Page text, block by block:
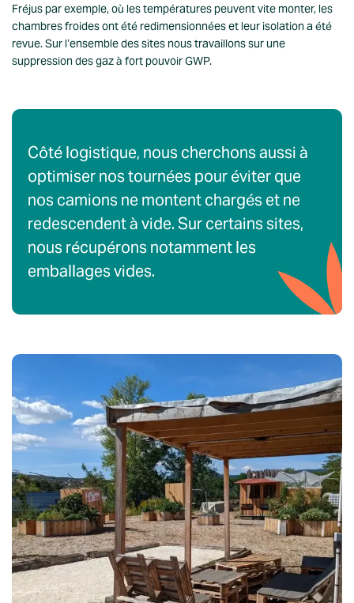
Fréjus par exemple, où les températures peuvent vite monter, les
chambres froides ont été redimensionnées et leur isolation a été
revue. Sur l’ensemble des sites nous travaillons sur une
suppression des gaz à fort pouvoir GWP.
Côté logistique, nous cherchons aussi à
optimiser nos tournées pour éviter que
nos camions ne montent chargés et ne
redescendent à vide. Sur certains sites,
nous récupérons notamment les
emballages vides.